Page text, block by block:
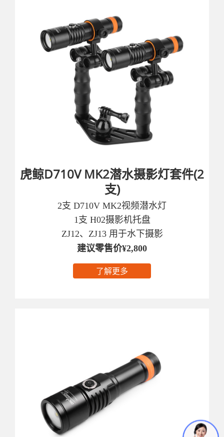
虎鲸D710V MK2潜水摄影灯套件(2
支)
2支 D710V MK2视频潜水灯
1支 H02摄影机托盘
ZJ12、ZJ13 用于水下摄影
建议零售价¥2,800
了解更多